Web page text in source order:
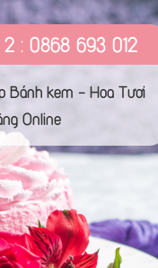
: 0868 693 012
Bánh kem - Hoa Tươi
Online